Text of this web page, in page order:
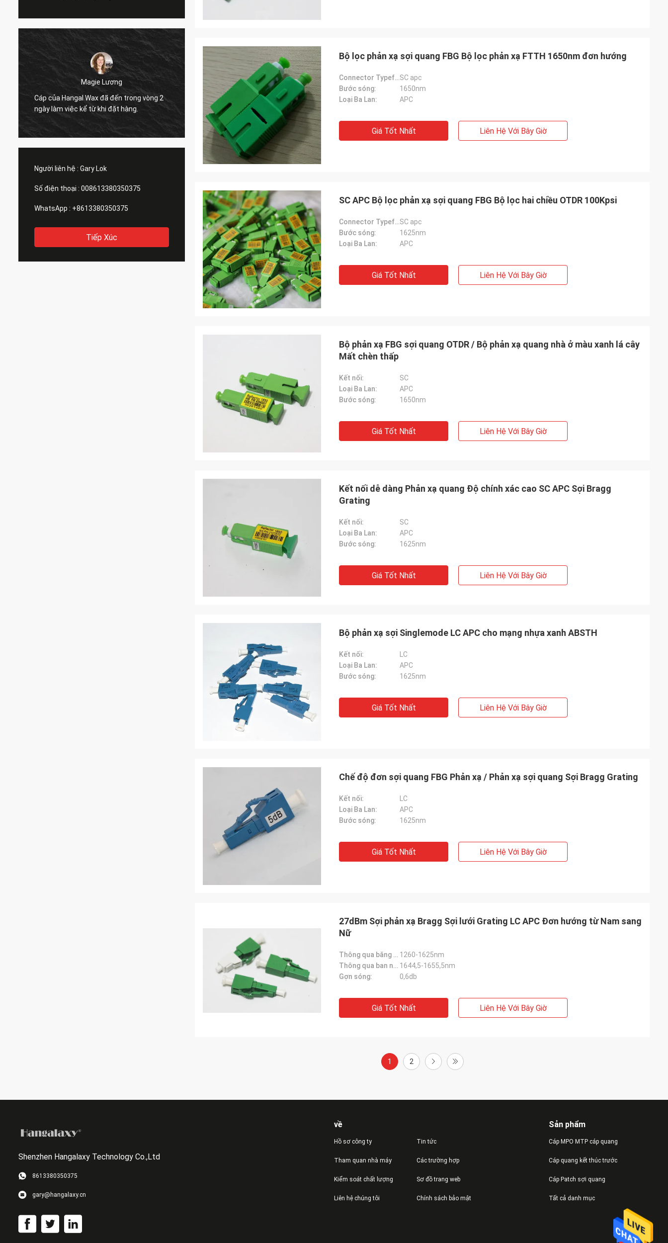
Magie Lương
Cáp của Hangal Wax đã đến trong vòng 2
ngày làm việc kể từ khi đặt hàng.
Tracy Lucy
Tôi vui mừng khi tìm thấy những bộ điều
hợp mà chúng hoạt động tuyệt vời.
Hangal Wax cung cấp Cáp quang chủ động
100G QSFP28 trong 1m, 2m, 3 m, 5m, 7m,
chiều dài tùy chỉnh cũng được hoan
nghênh.
Người liên hệ : Gary Lok
Số điện thoại : 008613380350375
WhatsApp : +8613380350375
Tiếp Xúc
Bộ lọc phản xạ sợi quang FBG Bộ lọc phản xạ FTTH 1650nm đơn hướng
Connector Typefunction gtElInit() {var lib = new google.translate.TranslateService();lib.translatePa:SC apc
Bước sóng:
1650nm
Loại Ba Lan:
APC
Giá Tốt Nhất Liên Hệ Với Bây Giờ
SC APC Bộ lọc phản xạ sợi quang FBG Bộ lọc hai chiều OTDR 100Kpsi
Connector Typefunction gtElInit() {var lib = new google.translate.TranslateService();lib.translatePa:SC apc
Bước sóng:
1625nm
Loại Ba Lan:
APC
Giá Tốt Nhất Liên Hệ Với Bây Giờ
Bộ phản xạ FBG sợi quang OTDR / Bộ phản xạ quang nhà ở màu xanh lá cây
Mất chèn thấp
Kết nối:
SC
Loại Ba Lan:
APC
Bước sóng:
1650nm
Giá Tốt Nhất Liên Hệ Với Bây Giờ
Kết nối dễ dàng Phản xạ quang Độ chính xác cao SC APC Sợi Bragg
Grating
Kết nối:
SC
Loại Ba Lan:
APC
Bước sóng:
1625nm
Giá Tốt Nhất Liên Hệ Với Bây Giờ
Bộ phản xạ sợi Singlemode LC APC cho mạng nhựa xanh ABSTH
Kết nối:
LC
Loại Ba Lan:
APC
Bước sóng:
1625nm
Giá Tốt Nhất Liên Hệ Với Bây Giờ
Chế độ đơn sợi quang FBG Phản xạ / Phản xạ sợi quang Sợi Bragg Grating
Kết nối:
LC
Loại Ba Lan:
APC
Bước sóng:
1625nm
Giá Tốt Nhất Liên Hệ Với Bây Giờ
27dBm Sợi phản xạ Bragg Sợi lưới Grating LC APC Đơn hướng từ Nam sang
Nữ
Thông qua băng tín hiệu: 1260-1625nm
Thông qua ban nhạc phản chiếu: 1644,5-1655,5nm
Gợn sóng:
0,6db
Giá Tốt Nhất Liên Hệ Với Bây Giờ
1 2
Shenzhen Hangalaxy Technology Co.,Ltd
8613380350375
gary@hangalaxy.cn
về
Hồ sơ công ty
Tham quan nhà máy
Kiểm soát chất lượng
Liên hệ chúng tôi
Tin tức
Các trường hợp
Sơ đồ trang web
Chính sách bảo mật
Sản phẩm
Cáp MPO MTP cáp quang
Cáp quang kết thúc trước
Cáp Patch sợi quang
Tất cả danh mục